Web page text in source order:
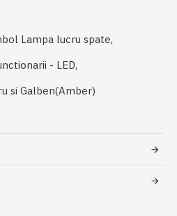
Lampa lucru spate,
- LED,
si Galben(Amber)